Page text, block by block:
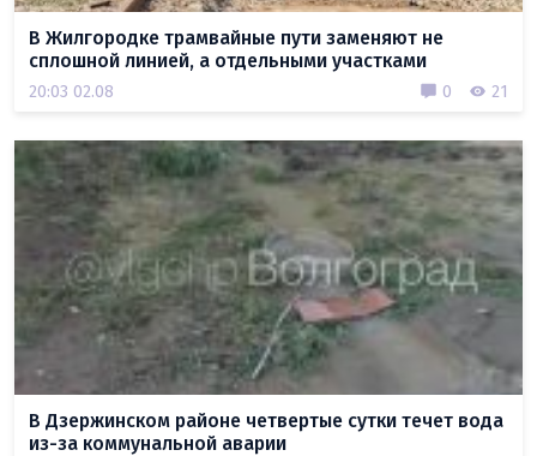
В Жилгородке трамвайные пути заменяют не
сплошной линией, а отдельными участками
20:03 02.08 0 21
В Дзержинском районе четвертые сутки течет вода
из-за коммунальной аварии